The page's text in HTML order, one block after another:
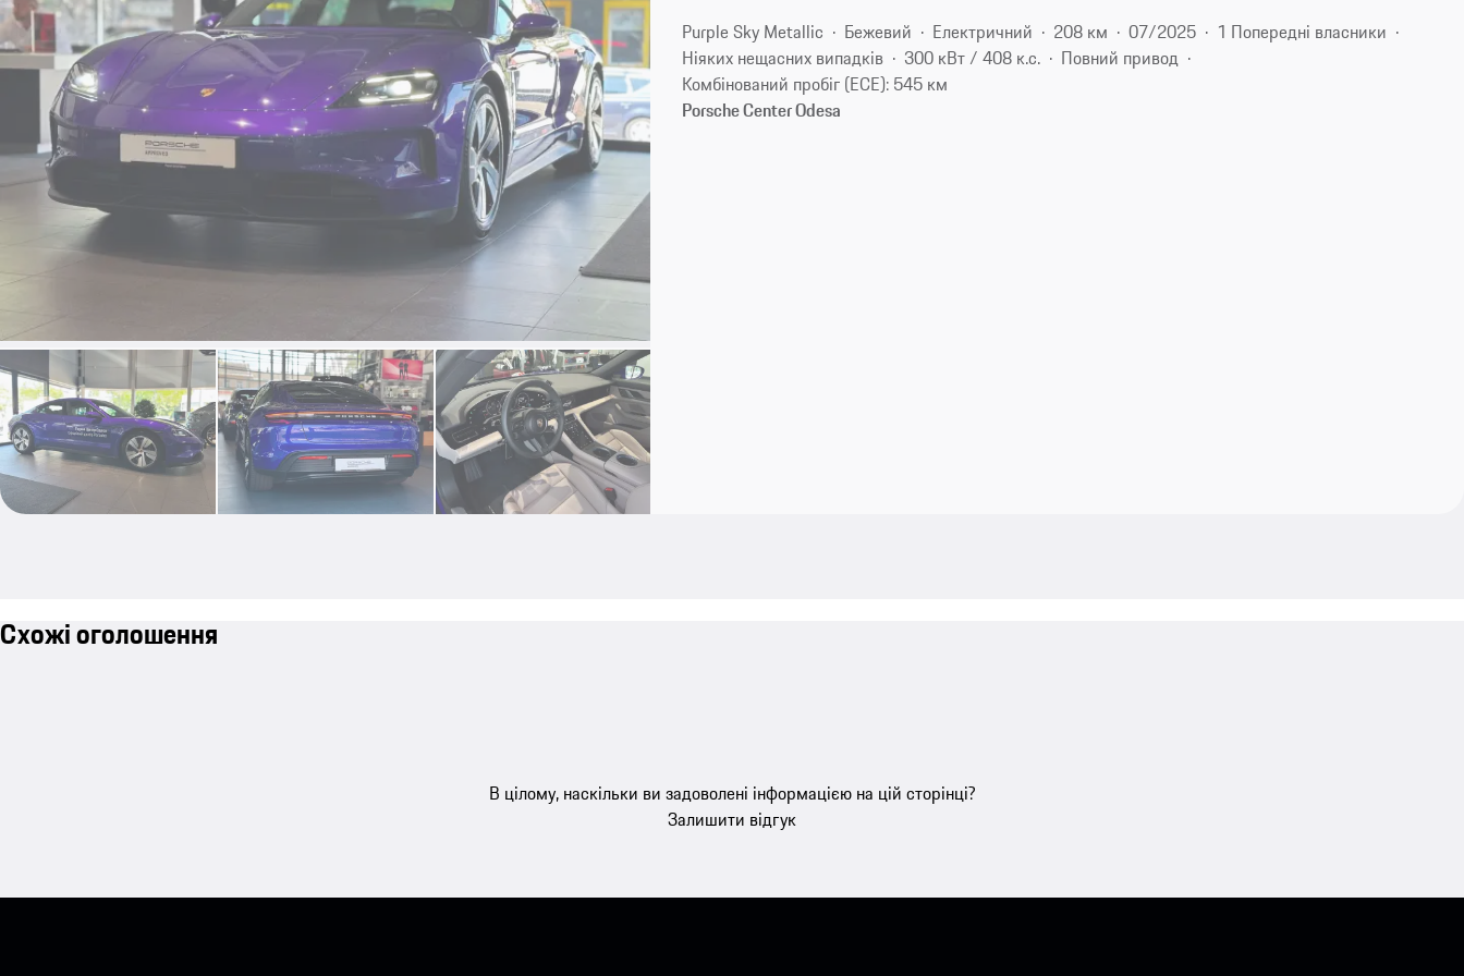
Purple Sky Metallic Бежевий Електричний 208 км 07/2025
1 Попередні власники
Ніяких нещасних випадків
300 кВт / 408 к.с.
Повний привод
Комбінований пробіг (ECE): 545 км
Porsche Center Odesa
Схожі оголошення
В цілому, наскільки ви задоволені інформацією на цій сторінці?
Залишити відгук